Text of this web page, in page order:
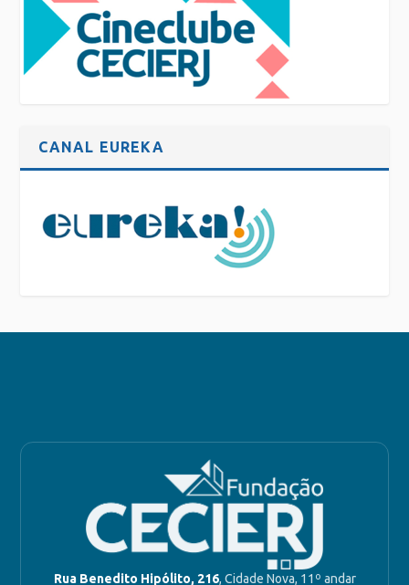
CANAL EUREKA
Rua Benedito Hipólito, 216, Cidade Nova, 11º andar